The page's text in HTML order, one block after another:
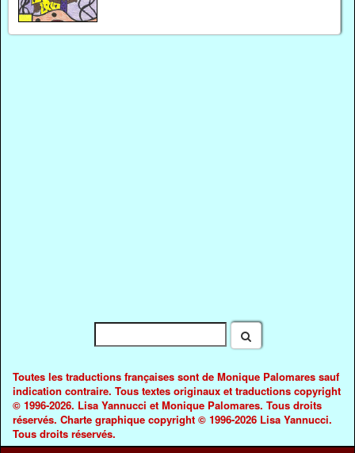
Toutes les traductions françaises sont de Monique Palomares sauf
indication contraire. Tous textes originaux et traductions copyright
© 1996-2026. Lisa Yannucci et Monique Palomares. Tous droits
réservés. Charte graphique copyright © 1996-2026 Lisa Yannucci.
Tous droits réservés.